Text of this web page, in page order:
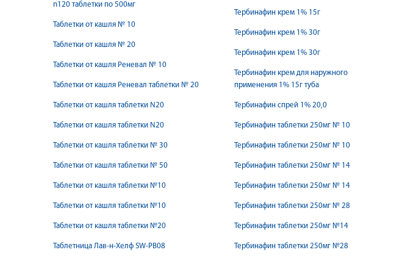
n120 таблетки по 500мг
Таблетки от кашля № 10
Таблетки от кашля № 20
Таблетки от кашля Реневал № 10
Таблетки от кашля Реневал таблетки № 20
Таблетки от кашля таблетки N20
Таблетки от кашля таблетки N20
Таблетки от кашля таблетки № 30
Таблетки от кашля таблетки № 50
Таблетки от кашля таблетки №10
Таблетки от кашля таблетки №10
Таблетки от кашля таблетки №20
Таблетница Лав-н-Хелф SW-PB08
Тербинафин крем 1% 15г
Тербинафин крем 1% 30г
Тербинафин крем 1% 30г
Тербинафин крем для наружного
применения 1% 15г туба
Тербинафин спрей 1% 20,0
Тербинафин таблетки 250мг № 10
Тербинафин таблетки 250мг № 10
Тербинафин таблетки 250мг № 14
Тербинафин таблетки 250мг № 14
Тербинафин таблетки 250мг № 28
Тербинафин таблетки 250мг №14
Тербинафин таблетки 250мг №28